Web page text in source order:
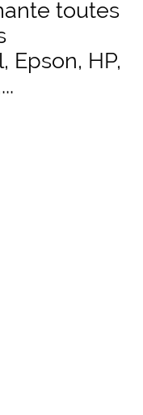
toutes
Epson, HP,